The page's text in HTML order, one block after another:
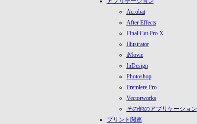
Acrobat
After Effects
Final Cut Pro X
Illustrator
iMovie
InDesign
Photoshop
Premiere Pro
Vectorworks
その他のアプリケーション
プリント関連